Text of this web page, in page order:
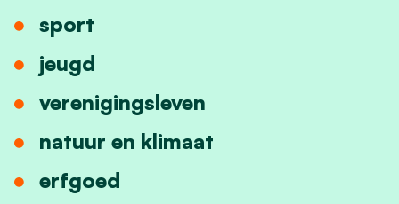
sport
jeugd
verenigingsleven
natuur en klimaat
erfgoed